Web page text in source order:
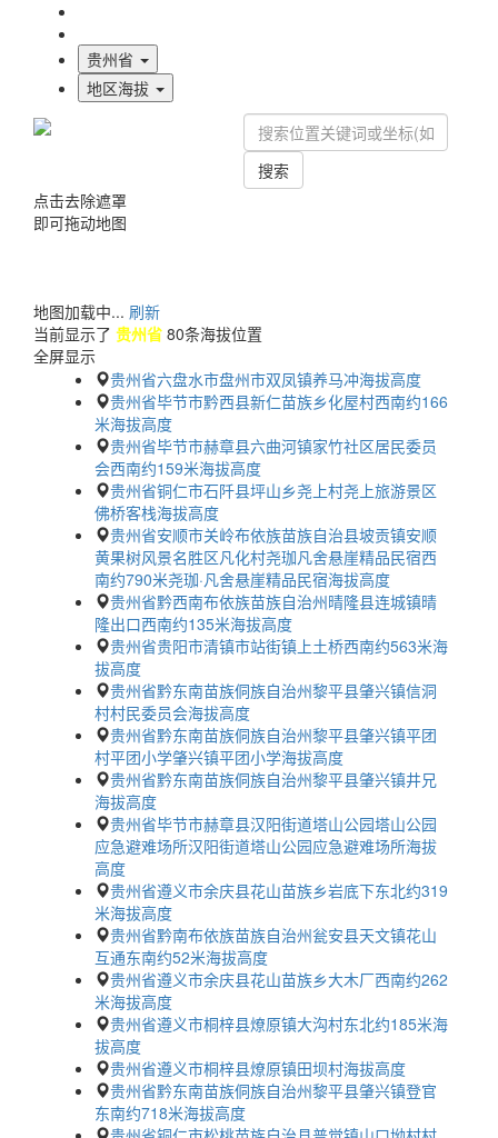
贵州省
地区海拔
搜索
点击去除遮罩
即可拖动地图
地图加载中... 刷新
当前显示了 贵州省 80条海拔位置
全屏显示
贵州省六盘水市盘州市双凤镇养马冲海拔高度
贵州省毕节市黔西县新仁苗族乡化屋村西南约166
米海拔高度
贵州省毕节市赫章县六曲河镇家竹社区居民委员
会西南约159米海拔高度
贵州省铜仁市石阡县坪山乡尧上村尧上旅游景区
佛桥客栈海拔高度
贵州省安顺市关岭布依族苗族自治县坡贡镇安顺
黄果树风景名胜区凡化村尧珈凡舍悬崖精品民宿西
南约790米尧珈·凡舍悬崖精品民宿海拔高度
贵州省黔西南布依族苗族自治州晴隆县连城镇晴
隆出口西南约135米海拔高度
贵州省贵阳市清镇市站街镇上土桥西南约563米海
拔高度
贵州省黔东南苗族侗族自治州黎平县肇兴镇信洞
村村民委员会海拔高度
贵州省黔东南苗族侗族自治州黎平县肇兴镇平团
村平团小学肇兴镇平团小学海拔高度
贵州省黔东南苗族侗族自治州黎平县肇兴镇井兄
海拔高度
贵州省毕节市赫章县汉阳街道塔山公园塔山公园
应急避难场所汉阳街道塔山公园应急避难场所海拔
高度
贵州省遵义市余庆县花山苗族乡岩底下东北约319
米海拔高度
贵州省黔南布依族苗族自治州瓮安县天文镇花山
互通东南约52米海拔高度
贵州省遵义市余庆县花山苗族乡大木厂西南约262
米海拔高度
贵州省遵义市桐梓县燎原镇大沟村东北约185米海
拔高度
贵州省遵义市桐梓县燎原镇田坝村海拔高度
贵州省黔东南苗族侗族自治州黎平县肇兴镇登官
东南约718米海拔高度